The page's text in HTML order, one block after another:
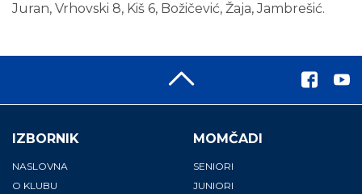
Juran, Vrhovski 8, Kiš 6, Božičević, Žaja, Jambrešić.
IZBORNIK
NASLOVNA
O KLUBU
MOMČADI
SENIORI
JUNIORI